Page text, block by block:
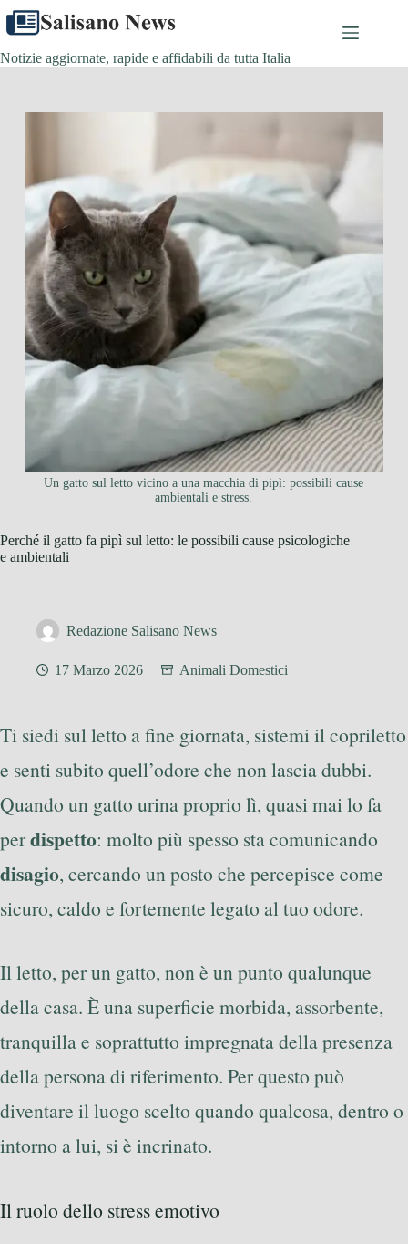
Salta
contenuto
Notizie aggiornate, rapide e affidabili da tutta Italia
Un gatto sul letto vicino a una macchia di pipì: possibili cause
ambientali e stress.
Perché il gatto fa pipì sul letto: le possibili cause psicologiche
e ambientali
Redazione Salisano News
17 Marzo 2026 Animali Domestici
Ti siedi sul letto a fine giornata, sistemi il copriletto
e senti subito quell’odore che non lascia dubbi.
Quando un gatto urina proprio lì, quasi mai lo fa
perdispetto: molto più spesso sta comunicando
disagio, cercando un posto che percepisce come
sicuro, caldo e fortemente legato al tuo odore.
Il letto, per un gatto, non è un punto qualunque
della casa. È una superficie morbida, assorbente,
tranquilla e soprattutto impregnata della presenza
della persona di riferimento. Per questo può
diventare il luogo scelto quando qualcosa, dentro o
intorno a lui, si è incrinato.
Il ruolo dello stress emotivo